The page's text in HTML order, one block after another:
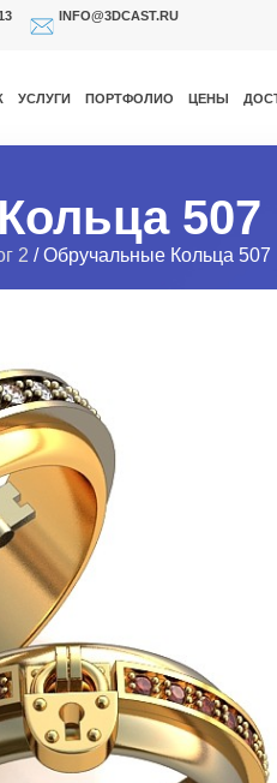
INFO@3DCAST.RU
УСЛУГИ ПОРТФОЛИО ЦЕНЫ
507
2 / Обручальные Кольца 507